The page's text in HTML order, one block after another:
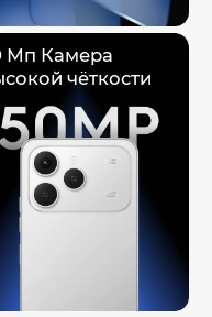
Мп Камера
чёткости